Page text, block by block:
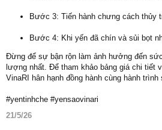
Bước 3: Tiến hành chưng cách thủy
Bước 4: Khi yến đã chín và sủi bọt
Đừng để sự bận rộn làm ảnh hưởng đến
lượng nhất. Để tham khảo bảng giá chi tiết
VinaRI hân hạnh đồng hành cùng hành
#yentinhche #yensaovinari
21/5/26